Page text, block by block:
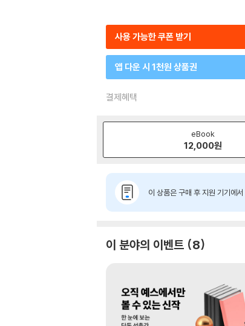
사용 가능한 쿠폰 받기
앱 다운 시 1천원 상품권
결제혜택
eBook
12,000원
이 상품은 구매 후 지원 기기에서
이 분야의 이벤트 8